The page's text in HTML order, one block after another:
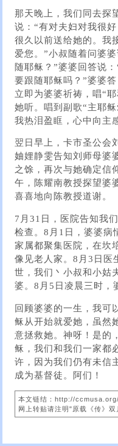
那天晚上，我们同去探
说：“有对夫妇对我很
很久以前送给她的。我
爱您。”小叔随着问婆
随耶稣？”婆婆回答说
要跟随耶稣吗？”婆婆
立即为婆婆祈祷，唱“
她听。唱到副歌“主耶
我热泪盈眶，心中向主
翌日早上，卡市圣公会
妯娌静雯告知刘师母婆
之馀，再次与她确定信
午，陈耀南教授探望婆
喜喜地向陈教授道谢。
7月31日，医院告知我
检查。8月1日，婆婆病
家属都聚集医院，在坎
像见老人家。8月3日医
世，我们丶小叔和小姑
婆。8月5日凌晨三时，
回顾婆婆的一生，我可
稣从开始就爱她，虽然
意拯救她。神呀！是的
稣，我们和我们一家都
许，因为我们仍有未信
成为基督徒。阿们！
本文链结：http://
网上转贴请注明"原载《传》